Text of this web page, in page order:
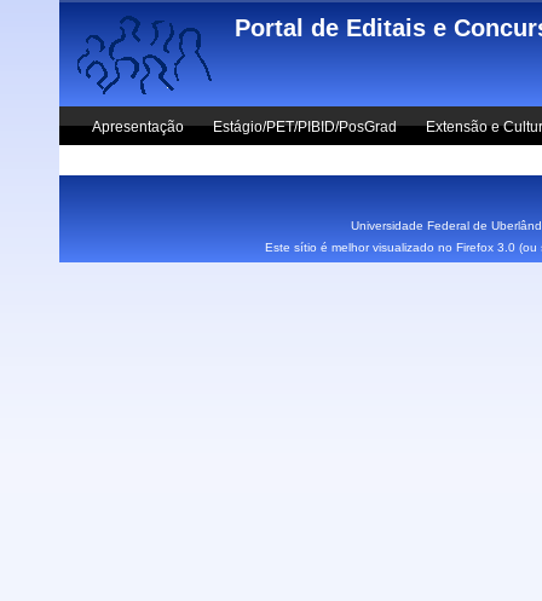
Skip to main content
Portal de Editais e
Apresentação Estágio/PET/PIBID/PosGrad Extensão e
Universidade Federal de
Este sítio é melhor visualizado no Firefox 3.0